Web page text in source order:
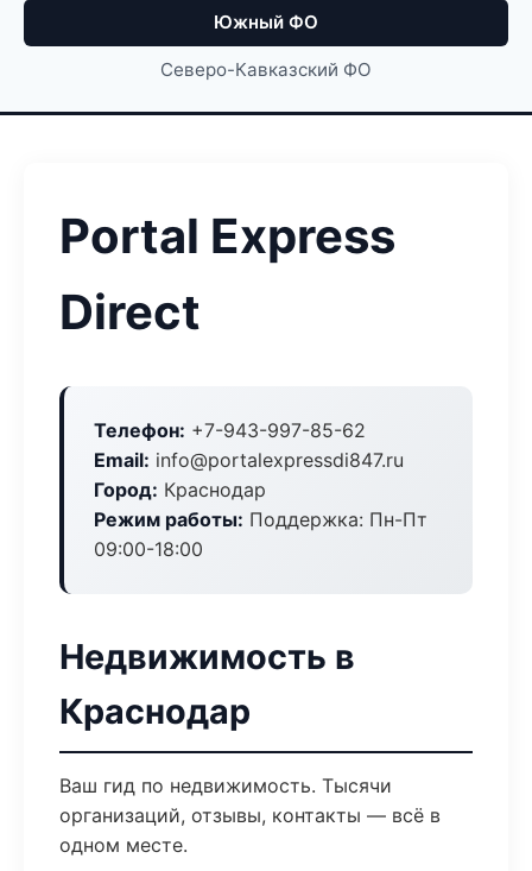
Южный ФО
Северо-Кавказский ФО
Portal Express
Direct
Телефон: +7-943-997-85-62
Email: info@portalexpressdi847.ru
Город: Краснодар
Режим работы: Поддержка: Пн-Пт
09:00-18:00
Недвижимость в
Краснодар
Ваш гид по недвижимость. Тысячи
организаций, отзывы, контакты — всё в
одном месте.